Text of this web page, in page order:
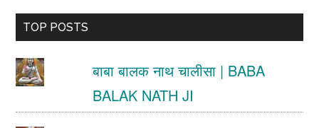
site
...TOP POSTS
बाबा बालक नाथ चालीसा | BABA
BALAK NATH JI